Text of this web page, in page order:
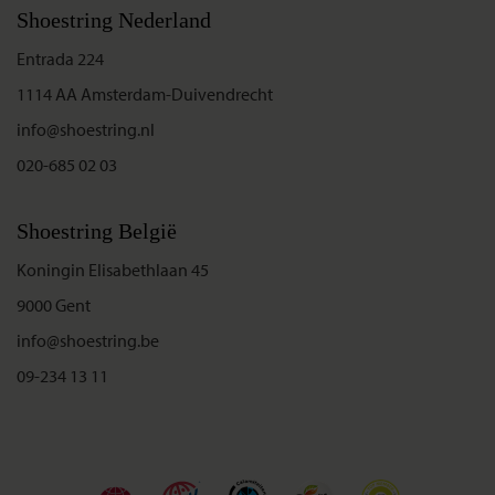
Shoestring Nederland
Entrada 224
1114 AA Amsterdam-Duivendrecht
info@shoestring.nl
020-685 02 03
Shoestring België
Koningin Elisabethlaan 45
9000 Gent
info@shoestring.be
09-234 13 11